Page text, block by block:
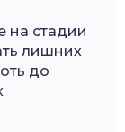
на стадии
лишних
до